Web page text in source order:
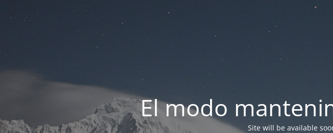
El modo
Site will be available